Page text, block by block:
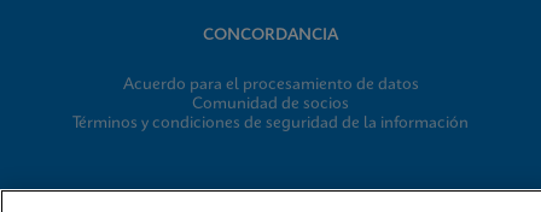
CONCORDANCIA
Acuerdo para el procesamiento de datos
Comunidad de socios
Términos y condiciones de seguridad de la información